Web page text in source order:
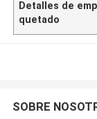
Detalles de
quetado
SOBRE